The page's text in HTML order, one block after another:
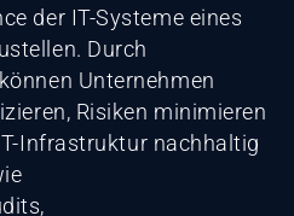
der IT-Systeme eines
Durch
Unternehmen
Risiken minimieren
Infrastruktur nachhaltig